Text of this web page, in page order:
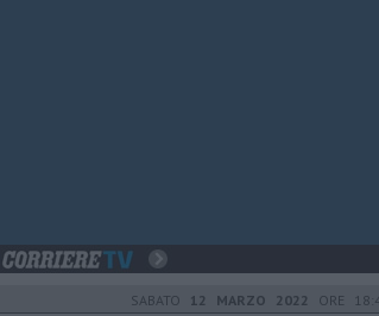
SABATO 12 MARZO 2022 ORE